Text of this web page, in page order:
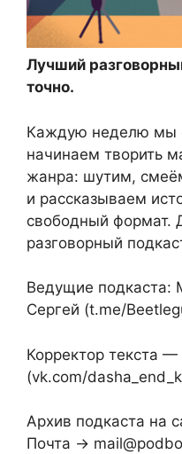
Лучший
точно.
Каждую неделю мы
начинаем творить
жанра: шутим,
и рассказываем
свободный формат.
разговорный
Ведущие подкаста:
Сергей (t.me/
Корректор текста
(vk.com/
Архив подкаста на
Почта →